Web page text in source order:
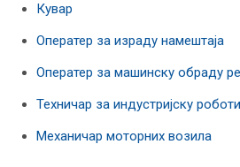
Кувар
Оператер за израду намештаја
Оператер за машинску обраду
Техничар за индустријску
Механичар моторних возила